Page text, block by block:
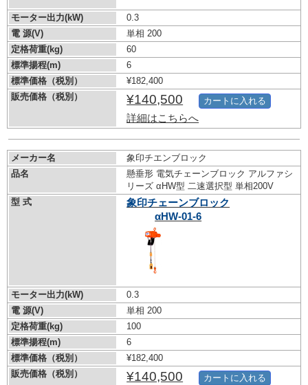
モーター出力(kW)
0.3
電 源(V)
単相 200
定格荷重(kg)
60
標準揚程(m)
6
標準価格（税別）
¥182,400
販売価格（税別）
¥140,500
詳細はこちらへ
カートに入れる
メーカー名
象印チエンブロック
品名
懸垂形 電気チェーンブロック アルファシ
リーズ αHW型 二速選択型 単相200V
型 式
象印チェーンブロック
αHW-01-6
モーター出力(kW)
0.3
電 源(V)
単相 200
定格荷重(kg)
100
標準揚程(m)
6
標準価格（税別）
¥182,400
販売価格（税別）
¥140,500 カートに入れる